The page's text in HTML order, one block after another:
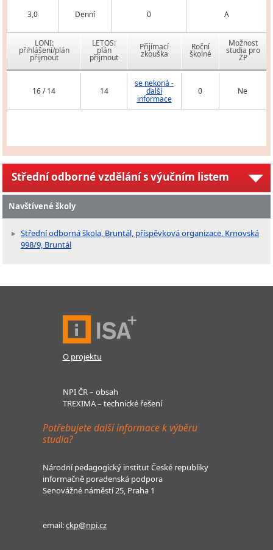
3,0 Denní 0 A
LONI:
přihlášení/plán
přijmout
LETOS:
plán
přijmout
Přijímací
zkouška
Roční
školné
Možnost
studia pro
ZP
16 / 14 14
se nekoná -
další
informace
0 Ne
Střední odborné vzdělání s výučním listem
Navštívené školy
Střední odborná škola, Bruntál, příspěvková organizace, Krnovská
998/9, Bruntál
O projektu
NPI ČR – obsah
TREXIMA – technické řešení
Potřebujete další informace k výběru
studia?
Národní pedagogický institut České republiky
informačně poradenská podpora
Senovážné náměstí 25, Praha 1
email:ckp@npi.cz